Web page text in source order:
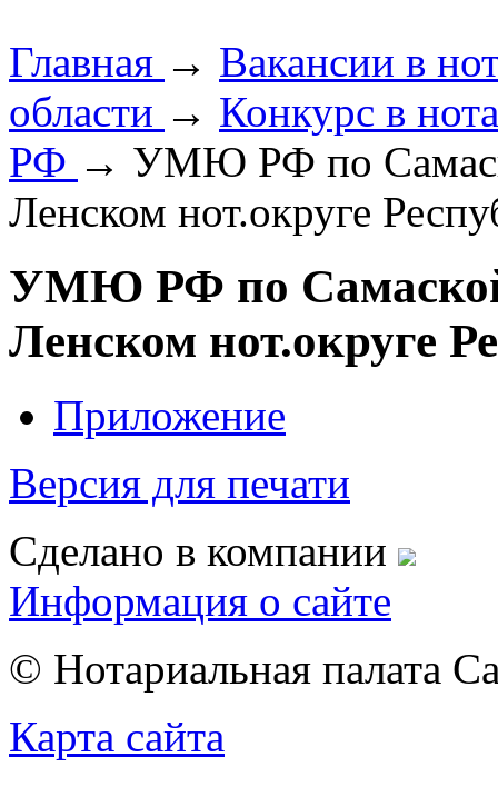
Главная → Вакансии в
области → Конкурс в
РФ → УМЮ РФ по
Ленском нот.округе
УМЮ РФ по Самаской
Ленском нот.округе
Приложение
Версия для печати
Сделано в компании
Информация о сайте
© Нотариальная палата
Карта сайта